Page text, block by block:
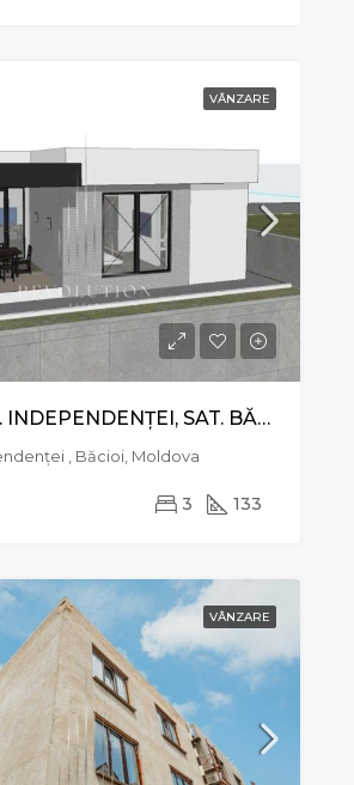
VÂNZARE
CASĂ, STR. INDEPENDENȚEI, SAT. BĂCIOII NOI
, Băcioi, Moldova
3 133
VÂNZARE